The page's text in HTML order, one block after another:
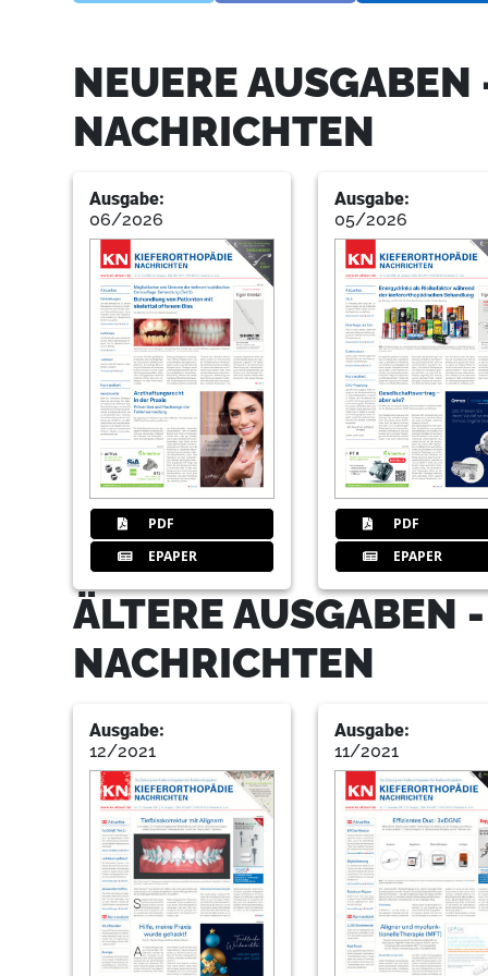
NEUERE
NACHRICHTEN
Ausgabe:
06/2026
PDF
EPAPER
Ausgabe:
05/2026
PDF
EPAPER
ÄLTERE AUSGABEN
NACHRICHTEN
Ausgabe:
12/2021
Ausgabe:
11/2021